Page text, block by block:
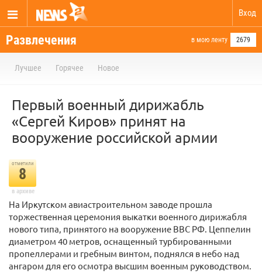
Вход
Развлечения в мою ленту 2679
Лучшее Горячее Новое
Первый военный дирижабль
«Сергей Киров» принят на
вооружение российской армии
отметили
8
в архиве
На Иркутском авиастроительном заводе прошла
торжественная церемония выкатки военного дирижабля
нового типа, принятого на вооружение ВВС РФ. Цеппелин
диаметром 40 метров, оснащенный турбированными
пропеллерами и гребным винтом, поднялся в небо над
ангаром для его осмотра высшим военным руководством.